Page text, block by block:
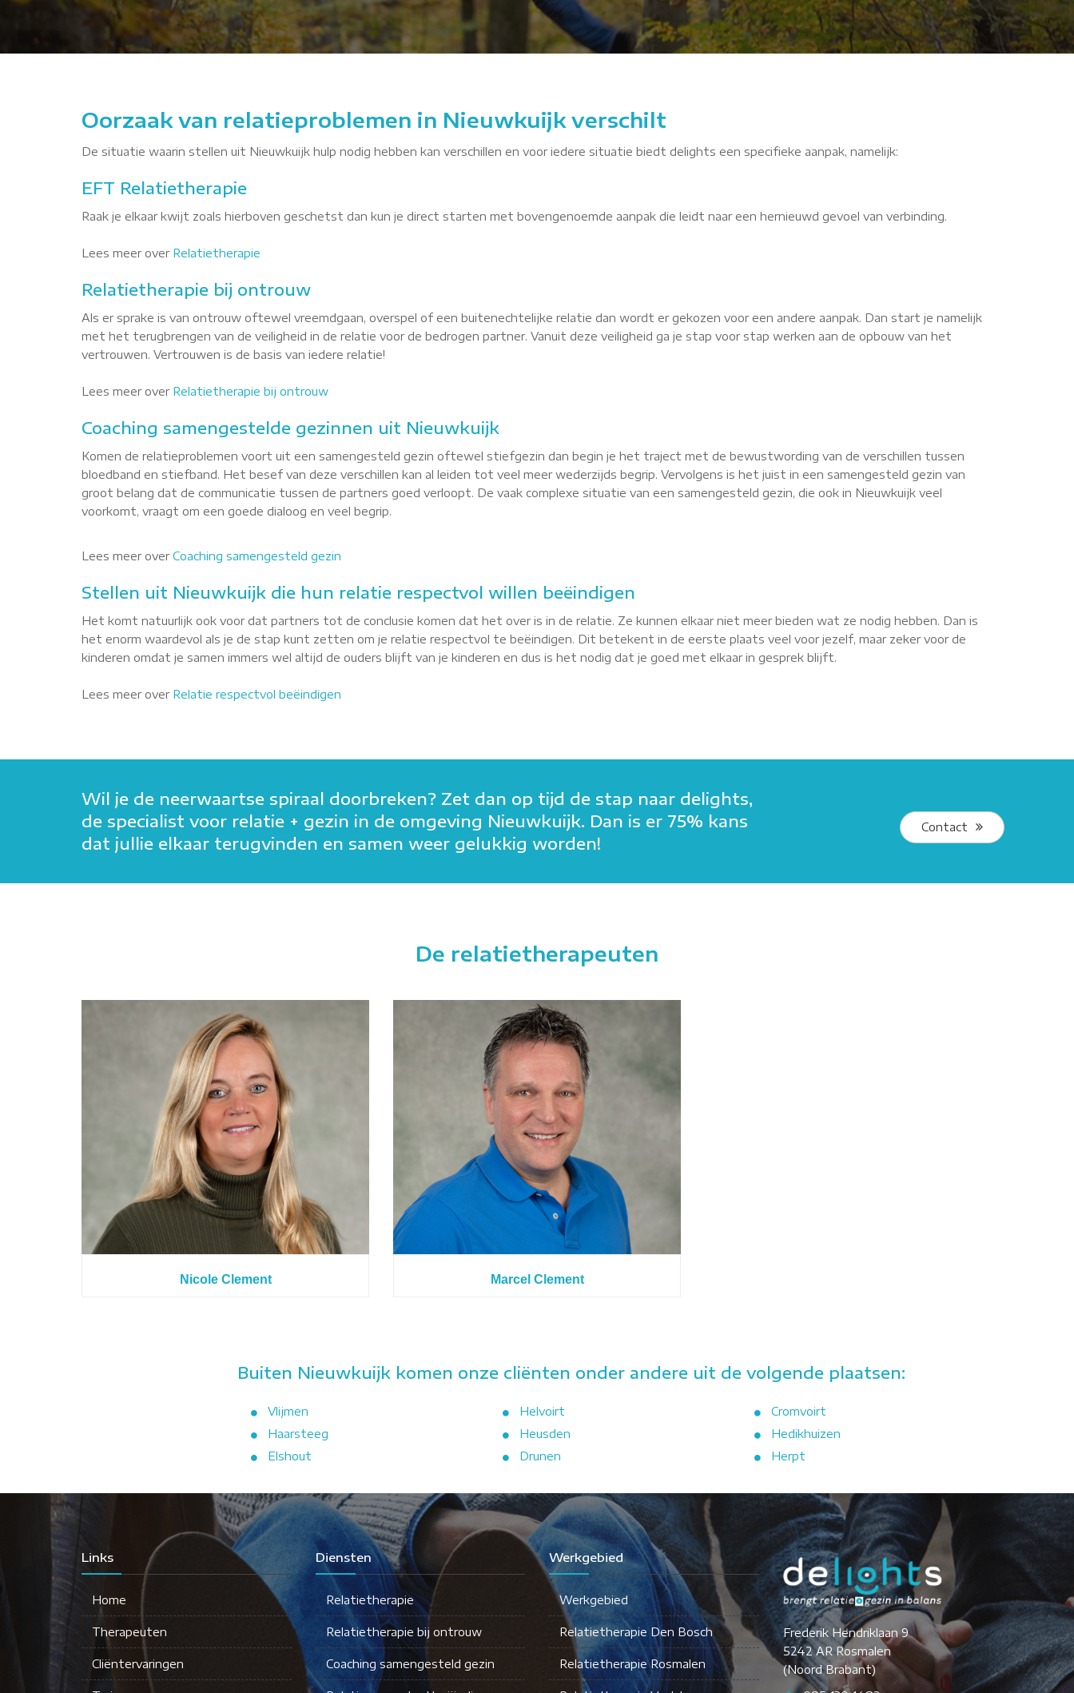
Oorzaak van relatieproblemen in Nieuwkuijk verschilt
De situatie waarin stellen uit Nieuwkuijk hulp nodig hebben kan verschillen en voor iedere situatie biedt delights een specifieke aanpak, namelijk:
EFT Relatietherapie
Raak je elkaar kwijt zoals hierboven geschetst dan kun je direct starten met bovengenoemde aanpak die leidt naar een hernieuwd gevoel van verbinding.
Lees meer over Relatietherapie
Relatietherapie bij ontrouw
Als er sprake is van ontrouw oftewel vreemdgaan, overspel of een buitenechtelijke relatie dan wordt er gekozen voor een andere aanpak. Dan start je namelijk
met het terugbrengen van de veiligheid in de relatie voor de bedrogen partner. Vanuit deze veiligheid ga je stap voor stap werken aan de opbouw van het
vertrouwen. Vertrouwen is de basis van iedere relatie!
Lees meer over Relatietherapie bij ontrouw
Coaching samengestelde gezinnen uit Nieuwkuijk
Komen de relatieproblemen voort uit een samengesteld gezin oftewel stiefgezin dan begin je het traject met de bewustwording van de verschillen tussen
bloedband en stiefband. Het besef van deze verschillen kan al leiden tot veel meer wederzijds begrip. Vervolgens is het juist in een samengesteld gezin van
groot belang dat de communicatie tussen de partners goed verloopt. De vaak complexe situatie van een samengesteld gezin, die ook in Nieuwkuijk veel
voorkomt, vraagt om een goede dialoog en veel begrip.
Lees meer overCoaching samengesteld gezin
Stellen uit Nieuwkuijk die hun relatie respectvol willen beëindigen
Het komt natuurlijk ook voor dat partners tot de conclusie komen dat het over is in de relatie. Ze kunnen elkaar niet meer bieden wat ze nodig hebben. Dan is
het enorm waardevol als je de stap kunt zetten om je relatie respectvol te beëindigen. Dit betekent in de eerste plaats veel voor jezelf, maar zeker voor de
kinderen omdat je samen immers wel altijd de ouders blijft van je kinderen en dus is het nodig dat je goed met elkaar in gesprek blijft.
Lees meer over Relatie respectvol beëindigen
Wil je de neerwaartse spiraal doorbreken? Zet dan op tijd de stap naar delights,
de specialist voor relatie + gezin in de omgeving Nieuwkuijk. Dan is er 75% kans
dat jullie elkaar terugvinden en samen weer gelukkig worden!
Contact
De relatietherapeuten
Nicole Clement Marcel Clement
Buiten Nieuwkuijk komen onze cliënten onder andere uit de volgende plaatsen:
Vlijmen
Haarsteeg
Elshout
Helvoirt
Heusden
Drunen
Cromvoirt
Hedikhuizen
Herpt
Links
Home
Therapeuten
Cliëntervaringen
Diensten
Relatietherapie
Relatietherapie bij ontrouw
Coaching samengesteld gezin
Werkgebied
Werkgebied
Relatietherapie Den Bosch
Relatietherapie Rosmalen
Frederik Hendriklaan 9
5242 AR Rosmalen
(Noord Brabant)